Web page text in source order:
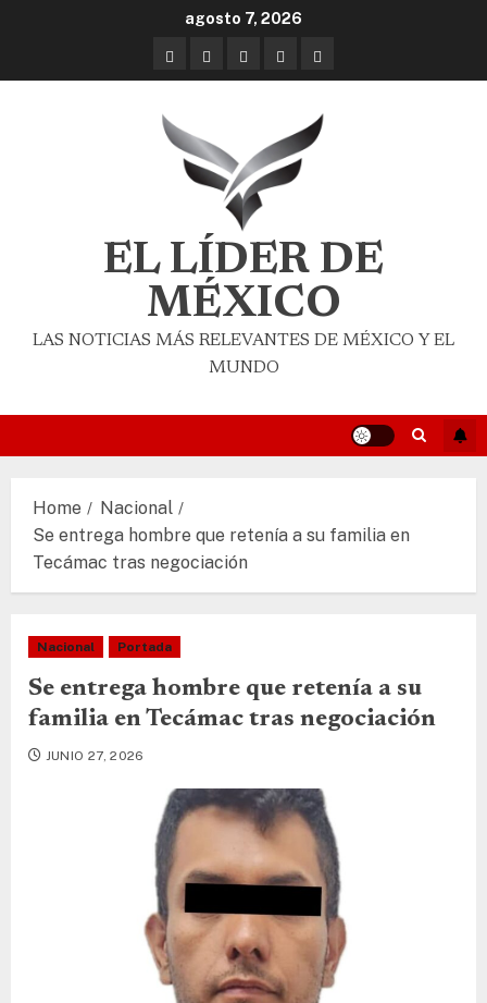
agosto 7, 2026
EL LÍDER DE
MÉXICO
LAS NOTICIAS MÁS RELEVANTES DE MÉXICO Y EL
MUNDO
Home
Nacional
Se entrega hombre que retenía a su familia en
Tecámac tras negociación
Nacional Portada
Se entrega hombre que retenía a su
familia en Tecámac tras negociación
JUNIO 27, 2026